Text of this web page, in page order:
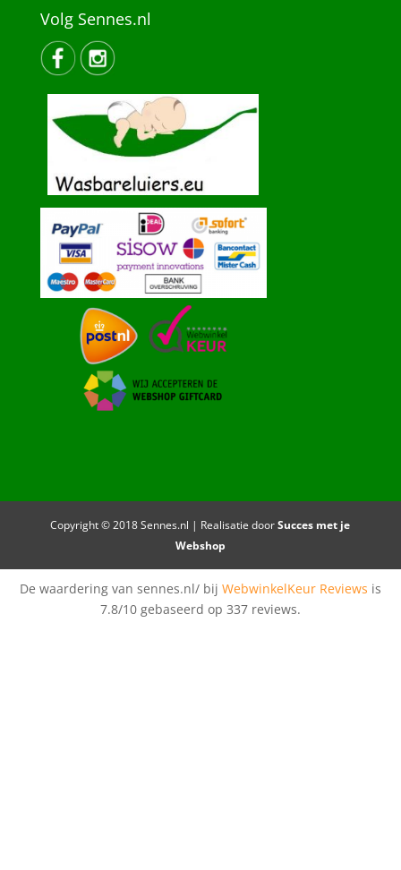
Volg Sennes.nl
Copyright © 2018 Sennes.nl | Realisatie doorSucces met je
Webshop
De waardering van sennes.nl/ bij WebwinkelKeur Reviews is
7.8/10 gebaseerd op 337 reviews.